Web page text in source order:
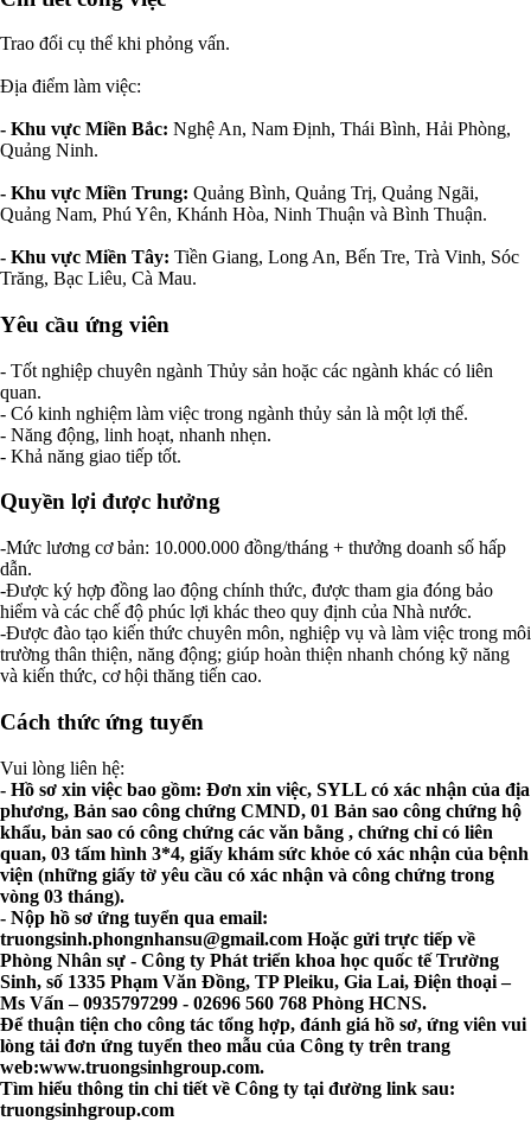
Trao đổi cụ thể khi phỏng vấn.
Địa điểm làm việc:
- Khu vực Miền Bắc: Nghệ An, Nam Định, Thái Bình, Hải Phòng,
Quảng Ninh.
- Khu vực Miền Trung: Quảng Bình, Quảng Trị, Quảng Ngãi,
Quảng Nam, Phú Yên, Khánh Hòa, Ninh Thuận và Bình Thuận.
- Khu vực Miền Tây: Tiền Giang, Long An, Bến Tre, Trà Vinh, Sóc
Trăng, Bạc Liêu, Cà Mau.
Yêu cầu ứng viên
- Tốt nghiệp chuyên ngành Thủy sản hoặc các ngành khác có liên
quan.
- Có kinh nghiệm làm việc trong ngành thủy sản là một lợi thế.
- Năng động, linh hoạt, nhanh nhẹn.
- Khả năng giao tiếp tốt.
Quyền lợi được hưởng
-Mức lương cơ bản: 10.000.000 đồng/tháng + thưởng doanh số hấp
dẫn.
-Được ký hợp đồng lao động chính thức, được tham gia đóng bảo
hiểm và các chế độ phúc lợi khác theo quy định của Nhà nước.
-Được đào tạo kiến thức chuyên môn, nghiệp vụ và làm việc trong môi
trường thân thiện, năng động; giúp hoàn thiện nhanh chóng kỹ năng
và kiến thức, cơ hội thăng tiến cao.
Cách thức ứng tuyển
Vui lòng liên hệ:
- Hồ sơ xin việc bao gồm: Đơn xin việc, SYLL có xác nhận của địa
phương, Bản sao công chứng CMND, 01 Bản sao công chứng hộ
khẩu, bản sao có công chứng các văn bằng , chứng chỉ có liên
quan, 03 tấm hình 3*4, giấy khám sức khỏe có xác nhận của bệnh
viện (những giấy tờ yêu cầu có xác nhận và công chứng trong
vòng 03 tháng).
- Nộp hồ sơ ứng tuyển qua email:
truongsinh.phongnhansu@gmail.com Hoặc gửi trực tiếp về
Phòng Nhân sự - Công ty Phát triển khoa học quốc tế Trường
Sinh, số 1335 Phạm Văn Đồng, TP Pleiku, Gia Lai, Điện thoại –
Ms Vấn – 0935797299 - 02696 560 768 Phòng HCNS.
Để thuận tiện cho công tác tổng hợp, đánh giá hồ sơ, ứng viên vui
lòng tải đơn ứng tuyển theo mẫu của Công ty trên trang
web:www.truongsinhgroup.com.
Tìm hiểu thông tin chi tiết về Công ty tại đường link sau:
truongsinhgroup.com